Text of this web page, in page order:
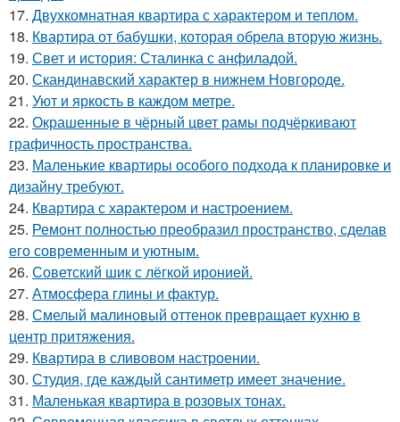
17. Двухкомнатная квартира с характером и теплом.
18. Квартира от бабушки, которая обрела вторую жизнь.
19. Свет и история: Сталинка с анфиладой.
20. Скандинавский характер в нижнем Новгороде.
21. Уют и яркость в каждом метре.
22. Окрашенные в чёрный цвет рамы подчёркивают
графичность пространства.
23. Маленькие квартиры особого подхода к планировке и
дизайну требуют.
24. Квартира с характером и настроением.
25. Ремонт полностью преобразил пространство, сделав
его современным и уютным.
26. Советский шик с лёгкой иронией.
27. Атмосфера глины и фактур.
28. Смелый малиновый оттенок превращает кухню в
центр притяжения.
29. Квартира в сливовом настроении.
30. Студия, где каждый сантиметр имеет значение.
31. Маленькая квартира в розовых тонах.